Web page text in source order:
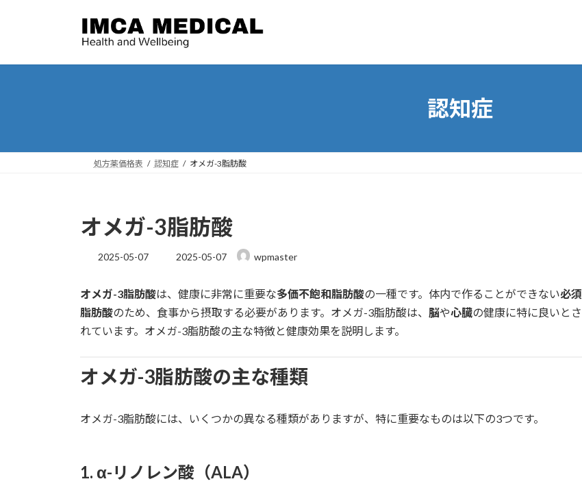
プ
動
認知症
処方薬価格表 認知症 オメガ-3脂肪酸
オメガ-3脂肪酸
2025-05-07
最
新
日
:
2025-05-07 wpmaster
オメガ-3脂肪酸は、健康に非常に重要な多価不飽和脂肪酸の一種です。体内で作ることができない必須
脂肪酸のため、食事から摂取する必要があります。オメガ-3脂肪酸は、 脳や心臓の健康に特に良いとさ
れています。オメガ-3脂肪酸の主な特徴と健康効果を説明します。
オメガ-3脂肪酸の主な種類
オメガ-3脂肪酸には、いくつかの異なる種類がありますが、特に重要なものは以下の3つです。
1. α-リノレン酸（ALA）